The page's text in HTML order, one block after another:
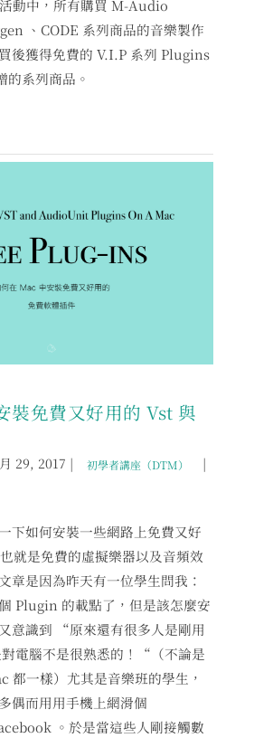
動中，所有購買 M-Audio
、CODE 系列商品的音樂製作
後獲得免費的 V.I.P 系列 Plugins
系列商品。
裝免費又好用的 Vst 與
29, 2017 | 初學者講座（DTM） |
下如何安裝一些網路上免費又好
就是免費的虛擬樂器以及音頻效
章是因為昨天有一位學生問我：
Plugin 的載點了，但是該怎麼安
意識到 “原來還有很多人是剛用
電腦不是很熟悉的！“（不論是
都一樣）尤其是音樂班的學生，
偶而用用手機上網滑個
。於是當這些人剛接觸數